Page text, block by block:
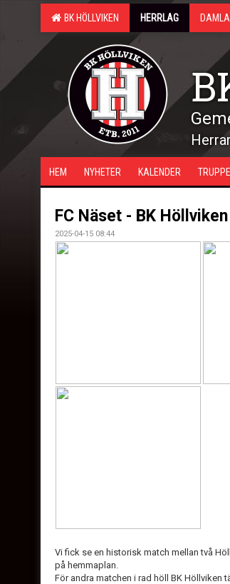
BK HÖLLVIKEN HERRLAG
Herrar
HEM NYHETER KALENDER
FC Näset - BK
2025-04-15 08:44
Vi fick se en historisk match mellan två
på hemmaplan.
För andra matchen i rad höll BK Höllviken